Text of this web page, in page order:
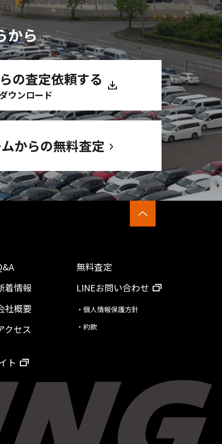
から
の査定依頼する
ウンロード
からの無料査定
着情報
社概要
クセス
無料査定
LINEお問い合わせ
・個人情報保護方針
・約款
ト